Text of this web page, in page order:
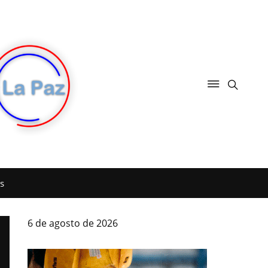
6 de agosto de 2026